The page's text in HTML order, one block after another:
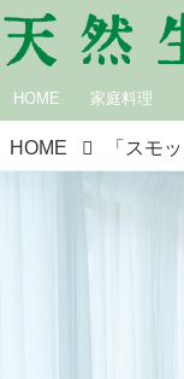
HOME 家庭料理
HOME